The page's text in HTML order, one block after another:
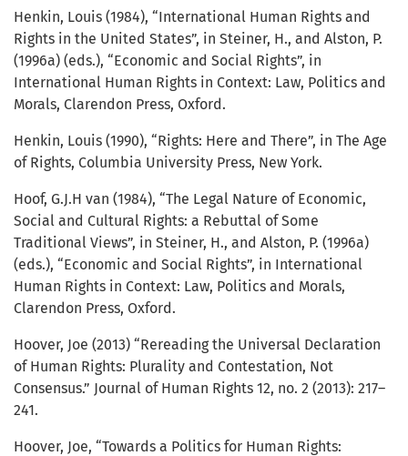
Henkin, Louis (1984), “International Human Rights and
Rights in the United States”, in Steiner, H., and Alston, P.
(1996a) (eds.), “Economic and Social Rights”, in
International Human Rights in Context: Law, Politics and
Morals, Clarendon Press, Oxford.
Henkin, Louis (1990), “Rights: Here and There”, in The Age
of Rights, Columbia University Press, New York.
Hoof, G.J.H van (1984), “The Legal Nature of Economic,
Social and Cultural Rights: a Rebuttal of Some
Traditional Views”, in Steiner, H., and Alston, P. (1996a)
(eds.), “Economic and Social Rights”, in International
Human Rights in Context: Law, Politics and Morals,
Clarendon Press, Oxford.
Hoover, Joe (2013) “Rereading the Universal Declaration
of Human Rights: Plurality and Contestation, Not
Consensus.” Journal of Human Rights 12, no. 2 (2013): 217–
241.
Hoover, Joe, “Towards a Politics for Human Rights: